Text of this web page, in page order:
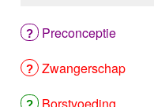
ALITRETINOINE
ALIZAPRIDE
ALLOPURINOL
ALMOTRIPTAN
ALOGLIPTINE benzoaat
Preconceptie
Zwangerschap